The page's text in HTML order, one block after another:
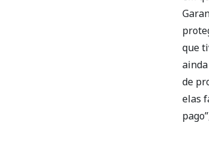
que
de
elas